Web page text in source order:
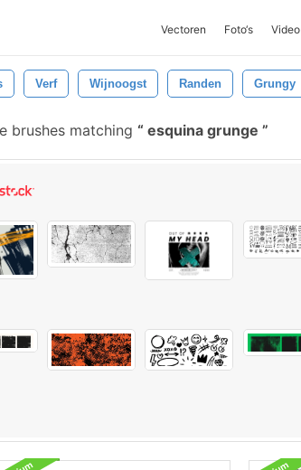
Vectoren Foto‘s Video
Verf Wijnoogst Randen Grungy
brushes matching esquina grunge